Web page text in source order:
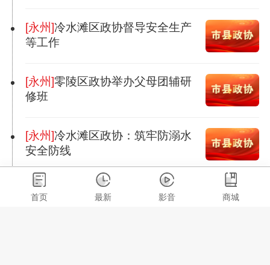
[永州]冷水滩区政协督导安全生产
等工作
[永州]零陵区政协举办父母团辅研
修班
[永州]冷水滩区政协：筑牢防溺水
安全防线
[永州]
双牌县政协：开展文物保护
专题调研
首页 最新 影音 商城